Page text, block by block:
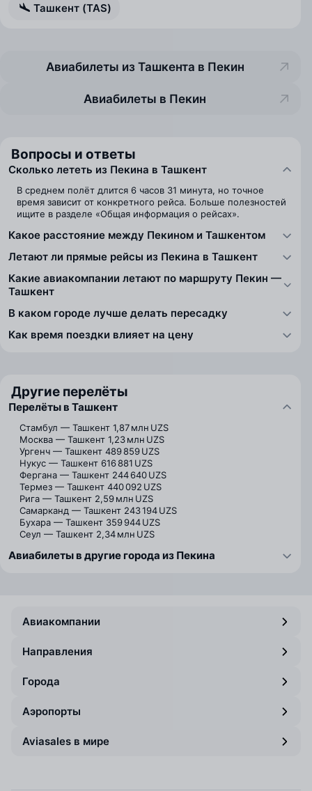
Ташкент (TAS)
Авиабилеты из Ташкента в Пекин
Авиабилеты в Пекин
Вопросы и ответы
Сколько лететь из Пекина в Ташкент
В среднем полёт длится 6 часов 31 минута, но точное
время зависит от конкретного рейса. Больше полезностей
ищите в разделе «Общая информация о рейсах».
Какое расстояние между Пекином и Ташкентом
Летают ли прямые рейсы из Пекина в Ташкент
Какие авиакомпании летают по маршруту Пекин —
Ташкент
В каком городе лучше делать пересадку
Как время поездки влияет на цену
Другие перелёты
Перелёты в Ташкент
Стамбул — Ташкент 1,87 млн UZS
Москва — Ташкент 1,23 млн UZS
Ургенч — Ташкент 489 859 UZS
Нукус — Ташкент 616 881 UZS
Фергана — Ташкент 244 640 UZS
Термез — Ташкент 440 092 UZS
Рига — Ташкент 2,59 млн UZS
Самарканд — Ташкент 243 194 UZS
Бухара — Ташкент 359 944 UZS
Сеул — Ташкент 2,34 млн UZS
Авиабилеты в другие города из Пекина
Авиакомпании
Направления
Города
Аэропорты
Aviasales в мире